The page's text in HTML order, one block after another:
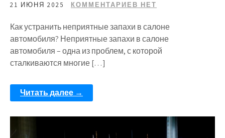
21 ИЮНЯ 2025 КОММЕНТАРИЕВ НЕТ
Как устранить неприятные запахи в салоне
автомобиля? Неприятные запахи в салоне
автомобиля – одна из проблем, с которой
сталкиваются многие […]
Читать далее →